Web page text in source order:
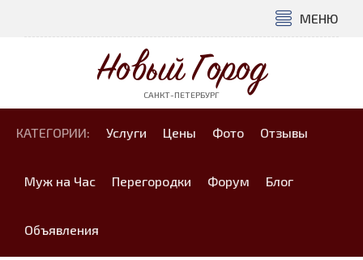
МЕНЮ
Новый Город
САНКТ-ПЕТЕРБУРГ
КАТЕГОРИИ: Услуги Цены Фото Отзывы
Муж на Час Перегородки Форум Блог
Объявления